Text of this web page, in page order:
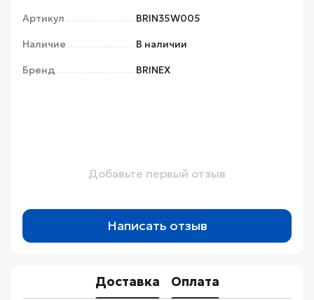
Артикул BRIN35W005
Наличие В наличии
Бренд BRINEX
Добавьте первый отзыв
Написать отзыв
Доставка Оплата